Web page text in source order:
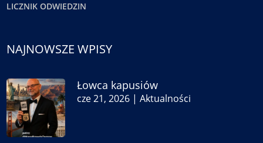
LICZNIK ODWIEDZIN
NAJNOWSZE WPISY
Łowca kapusiów
cze 21, 2026 |Aktualności